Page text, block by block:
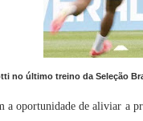
no último treino da Seleção
a oportunidade de aliviar a